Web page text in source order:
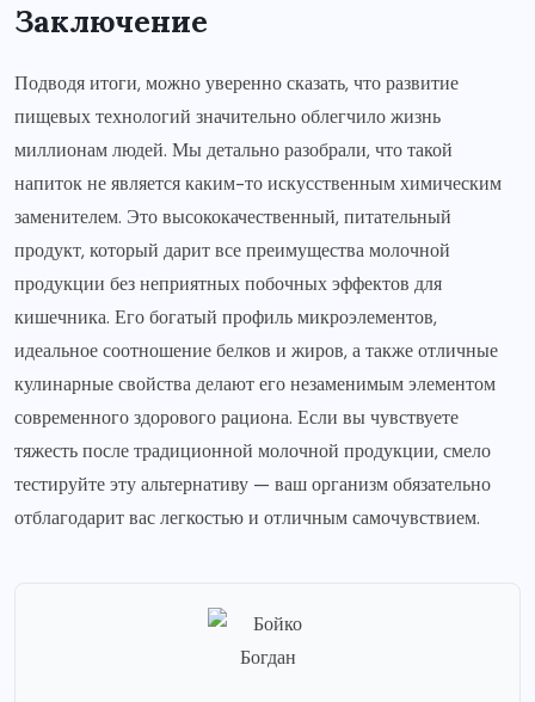
Заключение
Подводя итоги, можно уверенно сказать, что развитие
пищевых технологий значительно облегчило жизнь
миллионам людей. Мы детально разобрали, что такой
напиток не является каким-то искусственным химическим
заменителем. Это высококачественный, питательный
продукт, который дарит все преимущества молочной
продукции без неприятных побочных эффектов для
кишечника. Его богатый профиль микроэлементов,
идеальное соотношение белков и жиров, а также отличные
кулинарные свойства делают его незаменимым элементом
современного здорового рациона. Если вы чувствуете
тяжесть после традиционной молочной продукции, смело
тестируйте эту альтернативу — ваш организм обязательно
отблагодарит вас легкостью и отличным самочувствием.